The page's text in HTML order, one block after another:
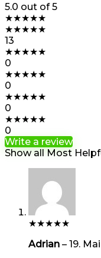
5.0 out of 5
★★★★★
★★★★★
13
★★★★★
0
★★★★★
0
★★★★★
0
★★★★★
0
Write a review
Show all Most
★★★★★
Adrian – 19.